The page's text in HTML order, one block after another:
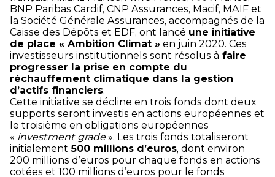
BNP Paribas Cardif, CNP Assurances, Macif, MAIF et
la Société Générale Assurances, accompagnés de la
Caisse des Dépôts et EDF, ont lancé une initiative
de place « Ambition Climat » en juin 2020. Ces
investisseurs institutionnels sont résolus à faire
progresser la prise en compte du
réchauffement climatique dans la gestion
d’actifs financiers.
Cette initiative se décline en trois fonds dont deux
supports seront investis en actions européennes et
le troisième en obligations européennes
« investment grade». Les trois fonds totaliseront
initialement 500 millions d’euros, dont environ
200 millions d’euros pour chaque fonds en actions
cotées et 100 millions d’euros pour le fonds